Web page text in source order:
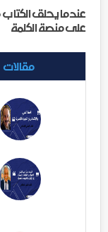
عندما يحلق
على منصة الكلمة
مقالات